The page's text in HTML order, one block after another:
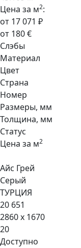
Цена за м2:
от 17 071 ₽
от 180 €
Слэбы
Материал
Цвет
Страна
Номер
Размеры, мм
Толщина, мм
Статус
Цена за м2
Айс Грей
Серый
ТУРЦИЯ
20 651
2860 x 1670
20
Доступно